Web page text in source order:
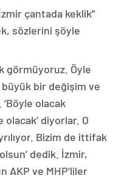
çantada keklik”
sözlerini şöyle
görmüyoruz. Öyle
bir değişim ve
olacak
olacak’ diyorlar. O
Bizim de ittifak
olsun’ dedik. İzmir,
AKP ve MHP’liler